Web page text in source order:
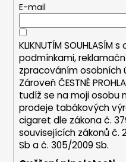
a
E-mail
KLIKNUTÍM SOUHLASÍM s
podmínkami,
zpracováním osobních
Zároveň ČESTNĚ
tudíž se na moji osobu
prodeje tabákových
cigaret dle zákona č.
souvisejících zákonů č.
Sb a č. 305/2009 Sb.